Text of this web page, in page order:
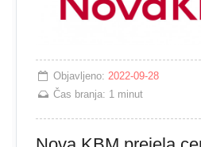
Objavljeno: 2022-09-28
Čas branja: 1 minut